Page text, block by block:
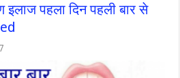
इलाज पहला दिन पहली बार से